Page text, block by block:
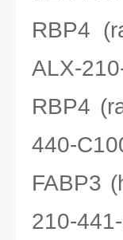
RBP4
ALX-
RBP4
440-
FABP3
210-